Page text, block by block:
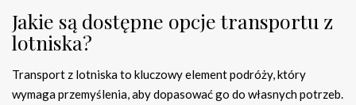
Jakie są dostępne opcje transportu z
lotniska?
Transport z lotniska to kluczowy element podróży, który
wymaga przemyślenia, aby dopasować go do własnych potrzeb.